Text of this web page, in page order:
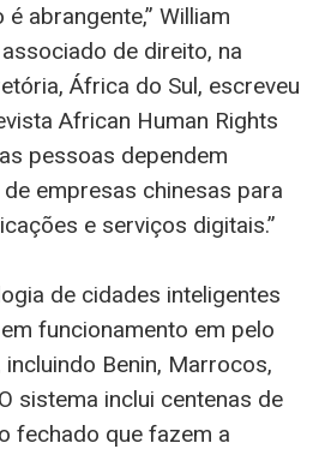
abrangente,” William
de direito, na
África do Sul, escreveu
African Human Rights
pessoas dependem
empresas chinesas para
e serviços digitais.”
de cidades inteligentes
funcionamento em pelo
Benin, Marrocos,
sistema inclui centenas de
fechado que fazem a